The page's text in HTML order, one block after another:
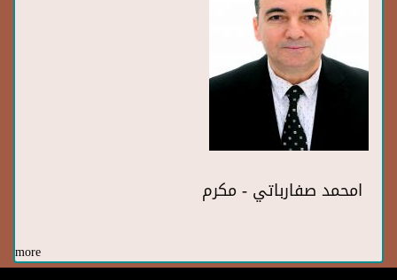
امحمد صفارباتي - مكرم
more